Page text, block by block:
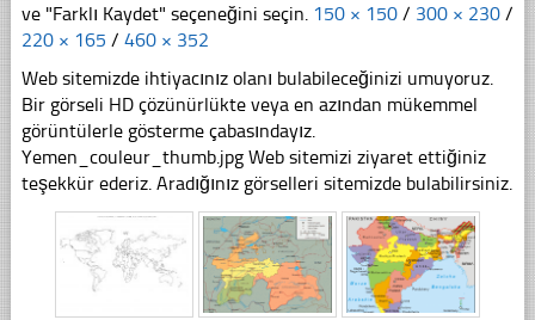
ve "Farklı Kaydet" seçeneğini seçin. 150 × 150 / 300 × 230 /
220 × 165 / 460 × 352
Web sitemizde ihtiyacınız olanı bulabileceğinizi umuyoruz.
Bir görseli HD çözünürlükte veya en azından mükemmel
görüntülerle gösterme çabasındayız.
Yemen_couleur_thumb.jpg Web sitemizi ziyaret ettiğiniz
teşekkür ederiz. Aradığınız görselleri sitemizde bulabilirsiniz.